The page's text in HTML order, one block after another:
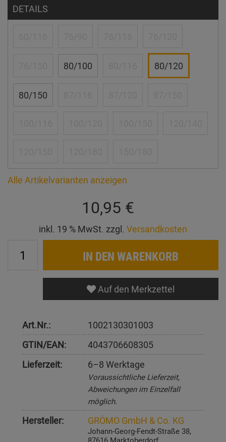
DETAILS
80/100 80/120
80/150
Alle Artikelvarianten anzeigen
10,95 €
inkl. 19 % MwSt. zzgl. Versandkosten
IN DEN WARENKORB
Auf den Merkzettel
Art.Nr.:
1002130301003
GTIN/EAN:
4043706608305
Lieferzeit:
6–8 Werktage
Voraussichtliche Lieferzeit,
Abweichungen im Einzelfall
möglich.
Hersteller: GRÖMO GmbH & Co. KG
Johann-Georg-Fendt-Straße 38,